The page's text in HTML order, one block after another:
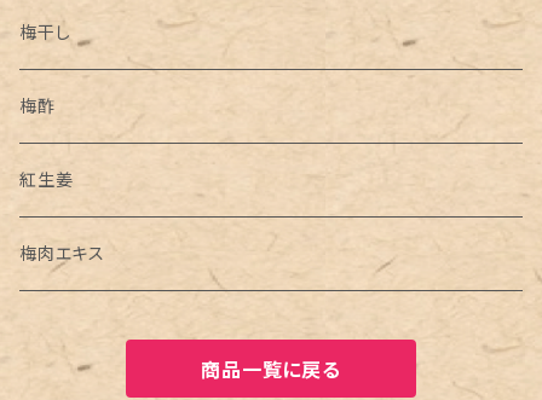
梅干し
梅酢
紅生姜
梅肉エキス
商品一覧に戻る